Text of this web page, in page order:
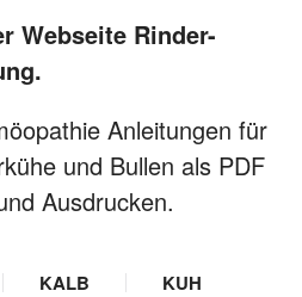
Webseite Rinder-
Anleitungen für
und Bullen als PDF
Ausdrucken.
KALB
KUH